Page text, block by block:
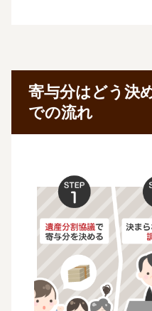
寄与分はどう決
での流れ